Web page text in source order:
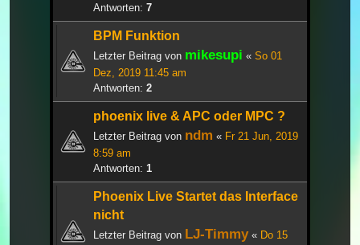
Antworten: 7
BPM Funktion
Letzter Beitrag von mikesupi « So 01
Dez, 2019 11:45 am
Antworten: 2
phoenix live & APC oder MPC ?
Letzter Beitrag von ndm « Fr 21 Jun, 2019
8:59 am
Antworten: 1
Phoenix Live Startet das Interface
nicht
Letzter Beitrag von LJ-Timmy« Do 15